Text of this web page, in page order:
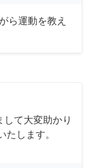
ら運動を教え
て大変助かり
たします。